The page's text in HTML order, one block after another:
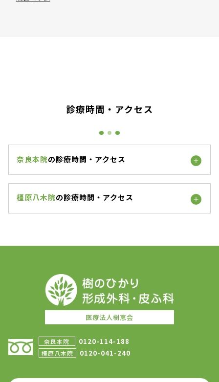
診療時間・アクセス
奈良本院の診療時間・アクセス
橿原八木院の診療時間・アクセス
医療法人樹恵会
奈良本院 0120-114-188
橿原八木院 0120-041-240